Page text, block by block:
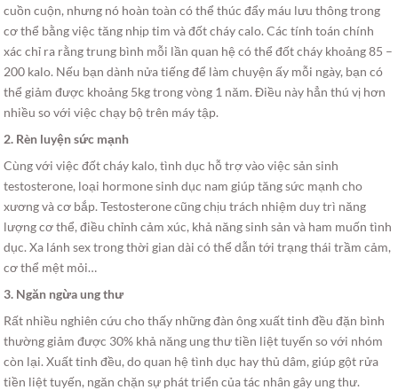
cuồn cuộn, nhưng nó hoàn toàn có thể thúc đẩy máu lưu thông trong
cơ thể bằng việc tăng nhịp tim và đốt cháy calo. Các tính toán chính
xác chỉ ra rằng trung bình mỗi lần quan hệ có thể đốt cháy khoảng 85 –
200 kalo. Nếu bạn dành nửa tiếng để làm chuyện ấy mỗi ngày, bạn có
thể giảm được khoảng 5kg trong vòng 1 năm. Điều này hẳn thú vị hơn
nhiều so với việc chạy bộ trên máy tập.
2. Rèn luyện sức mạnh
Cùng với việc đốt cháy kalo, tình dục hỗ trợ vào việc sản sinh
testosterone, loại hormone sinh dục nam giúp tăng sức mạnh cho
xương và cơ bắp. Testosterone cũng chịu trách nhiệm duy trì năng
lượng cơ thể, điều chỉnh cảm xúc, khả năng sinh sản và ham muốn tình
dục. Xa lánh sex trong thời gian dài có thể dẫn tới trạng thái trầm cảm,
cơ thể mệt mỏi…
3. Ngăn ngừa ung thư
Rất nhiều nghiên cứu cho thấy những đàn ông xuất tinh đều đặn bình
thường giảm được 30% khả năng ung thư tiền liệt tuyến so với nhóm
còn lại. Xuất tinh đều, do quan hệ tình dục hay thủ dâm, giúp gột rửa
tiền liệt tuyến, ngăn chặn sự phát triển của tác nhân gây ung thư.